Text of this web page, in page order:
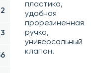
пластика,
удобная
прорезиненная
ручка,
универсальный
клапан.